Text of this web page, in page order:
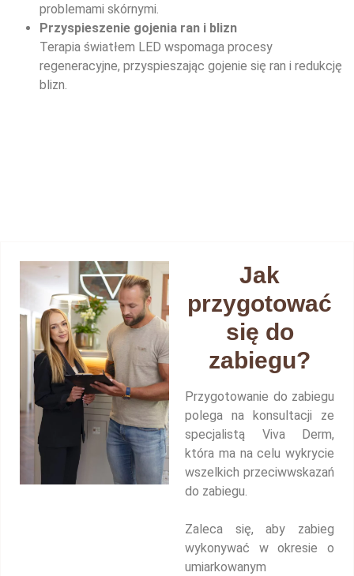
problemami skórnymi.
Przyspieszenie gojenia ran i blizn
Terapia światłem LED wspomaga procesy
regeneracyjne, przyspieszając gojenie się ran i redukcję
blizn.
Jak
przygotować
się do
zabiegu?
Przygotowanie do zabiegu
polega na konsultacji ze
specjalistą Viva Derm,
która ma na celu wykrycie
wszelkich przeciwwskazań
do zabiegu.
Zaleca się, aby zabieg
wykonywać w okresie o
umiarkowanym